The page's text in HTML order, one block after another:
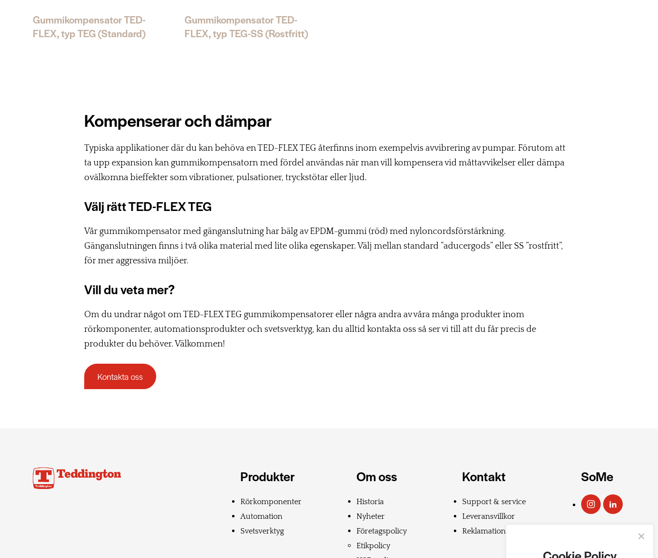
Gummikompensator TED-
FLEX, typ TEG (Standard)
Gummikompensator TED-
FLEX, typ TEG-SS (Rostfritt)
Kompenserar och dämpar
Typiska applikationer där du kan behöva en TED-FLEX TEG återfinns inom exempelvis avvibrering av pumpar. Förutom att
ta upp expansion kan gummikompensatorn med fördel användas när man vill kompensera vid måttavvikelser eller dämpa
ovälkomna bieffekter som vibrationer, pulsationer, tryckstötar eller ljud.
Välj rätt TED-FLEX TEG
Vår gummikompensator med gänganslutning har bälg av EPDM-gummi (röd) med nyloncordsförstärkning.
Gänganslutningen finns i två olika material med lite olika egenskaper. Välj mellan standard ”aducergods” eller SS ”rostfritt”,
för mer aggressiva miljöer.
Vill du veta mer?
Om du undrar något om TED-FLEX TEG gummikompensatorer eller några andra av våra många produkter inom
rörkomponenter, automationsprodukter och svetsverktyg, kan du alltid kontakta oss så ser vi till att du får precis de
produkter du behöver. Välkommen!
Kontakta oss
Produkter
Rörkomponenter
Automation
Svetsverktyg
Om oss
Historia
Nyheter
Företagspolicy
Etikpolicy
Kontakt
Support & service
Leveransvillkor
Reklamationer
SoMe